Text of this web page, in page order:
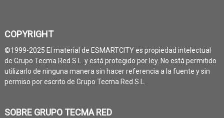
COPYRIGHT
©1999-2025 El material de ESMARTCITY es propiedad intelectual
de Grupo Tecma Red S.L. y está protegido por ley. No está permitido
utilizarlo de ninguna manera sin hacer referencia a la fuente y sin
permiso por escrito de Grupo Tecma Red S.L.
SOBRE GRUPO TECMA RED